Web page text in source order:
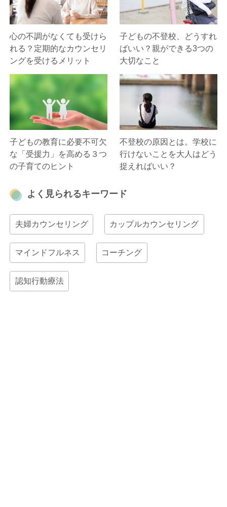
心の不調がなくても受けら
れる？定期的なカウンセリ
ングを受けるメリット
子どもの不登校、どうすれ
ばいい？親ができる3つの
大切なこと
子どもの教育に必要不可欠
な「受援力」を高める３つ
の子育てのヒント
不登校の原因とは。学校に
行けないことを大人はどう
捉えればいい？
よく見られるキーワード
夫婦カウンセリング カップルカウンセリング
マインドフルネス コーチング
認知行動療法